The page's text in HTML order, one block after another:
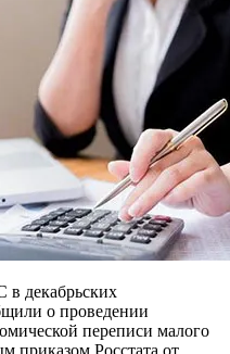
в декабрьских
о проведении
переписи малого
приказом Росстата от